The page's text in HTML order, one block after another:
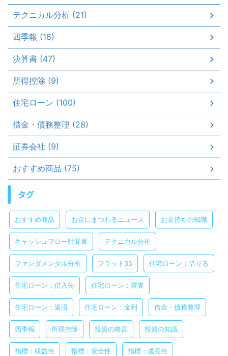
テクニカル分析 (21)
四季報 (18)
決算書 (47)
所得控除 (9)
住宅ローン (100)
借金・債務整理 (28)
証券会社 (9)
おすすめ商品 (75)
タグ
おすすめ商品 お金にまつわるニュース お金持ちの知識
キャッシュフロー計算書 テクニカル分析
ファンダメンタル分析 フラット35 住宅ローン：借りる
住宅ローン：借入先 住宅ローン：審査
住宅ローン：返済 住宅ローン：金利 借金・債務整理
四季報 所得控除 投資の格言 投資の知識
指標：収益性 指標：安全性 指標：成長性